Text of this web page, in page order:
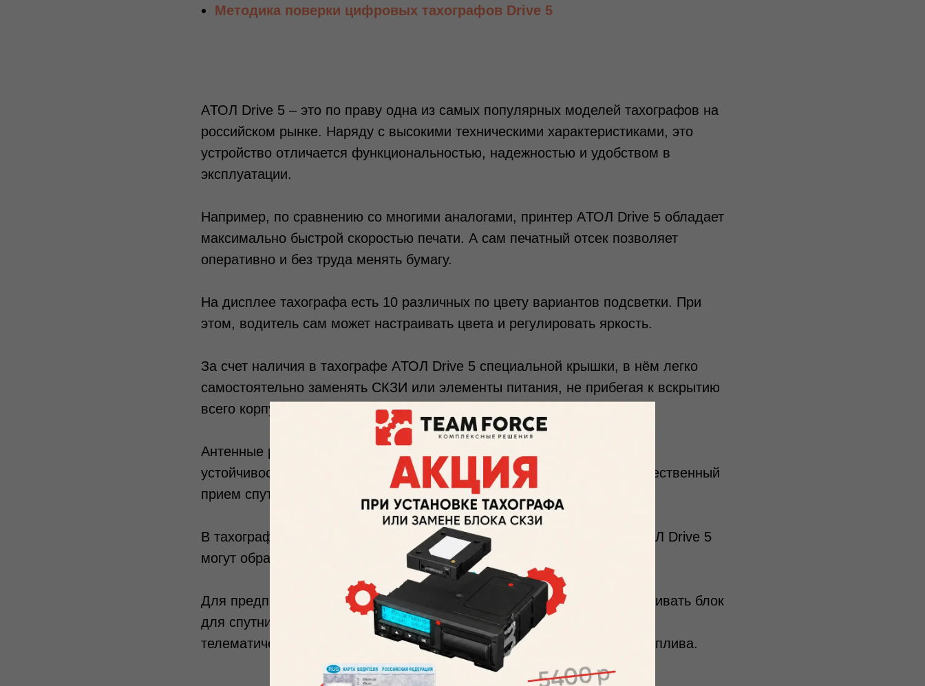
Методика поверки цифровых тахографов Drive 5
AТОЛ Drive 5 – это по праву одна из самых популярных моделей тахографов на
российском рынке. Наряду с высокими техническими характеристиками, это
устройство отличается функциональностью, надежностью и удобством в
эксплуатации.
Например, по сравнению со многими аналогами, принтер AТОЛ Drive 5 обладает
максимально быстрой скоростью печати. А сам печатный отсек позволяет
оперативно и без труда менять бумагу.
На дисплее тахографа есть 10 различных по цвету вариантов подсветки. При
этом, водитель сам может настраивать цвета и регулировать яркость.
За счет наличия в тахографе AТОЛ Drive 5 специальной крышки, в нём легко
самостоятельно заменять СКЗИ или элементы питания, не прибегая к вскрытию
всего корпуса прибора.
Антенные разъемы, реализованные в тахографе, отличает высокая
устойчивость к помехам и вибрациям. Это помогает обеспечивать качественный
прием спутниковых сигналов и надежное GPRS-соединение.
В тахографе есть два слота для SIM-карт. Поэтому пользователи AТОЛ Drive 5
могут обращаться к услугам разных операторов связи.
Для предприятий AТОЛ Drive 5 выгоден и тем, что в него можно встраивать блок
для спутникового контроля транспорта, а также подсоединять другие
телематические устройства – в частности, датчик уровня и расхода топлива.